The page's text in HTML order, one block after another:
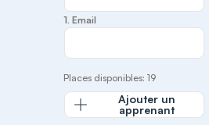
1. Email
Places disponibles: 19
Ajouter un
apprenant